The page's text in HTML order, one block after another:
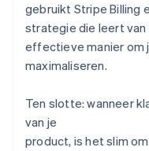
gebruikt Stripe Billing
strategie die leert van
effectieve manier om
maximaliseren.
Ten slotte: wanneer
van je
product, is het slim